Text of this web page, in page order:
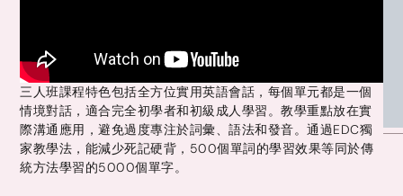
三人班課程特色包括全方位實用英語會話，每個單元都是一個
情境對話，適合完全初學者和初級成人學習。教學重點放在實
際溝通應用，避免過度專注於詞彙、語法和發音。通過EDC獨
家教學法，能減少死記硬背，500個單詞的學習效果等同於傳
統方法學習的5000個單字。